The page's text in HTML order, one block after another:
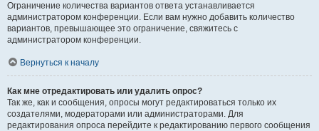
Ограничение количества вариантов ответа устанавливается
администратором конференции. Если вам нужно добавить количество
вариантов, превышающее это ограничение, свяжитесь с
администратором конференции.
Вернуться к началу
Как мне отредактировать или удалить опрос?
Так же, как и сообщения, опросы могут редактироваться только их
создателями, модераторами или администраторами. Для
редактирования опроса перейдите к редактированию первого сообщения